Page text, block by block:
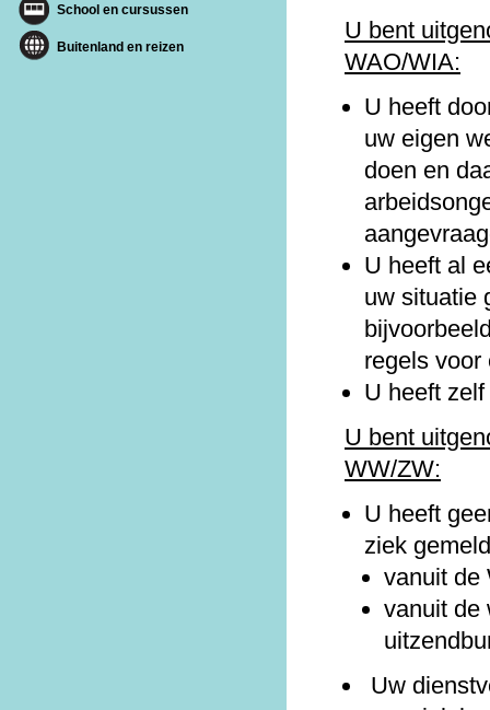
School en cursussen
Buitenland en reizen
U bent
WAO/WIA:
U heeft
uw eigen
doen en
U heeft al
uw situatie
regels voor
U heeft
U bent
WW/ZW:
U heeft
ziek gemeld
vanuit de
vanuit de
Uw